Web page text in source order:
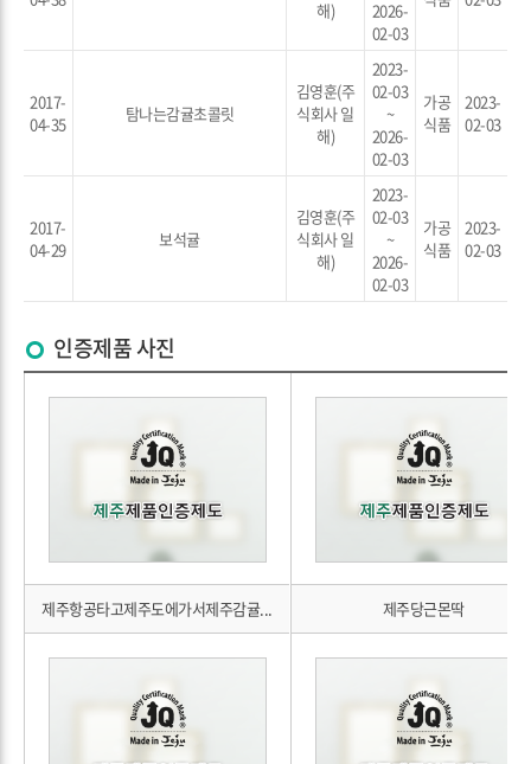
해)
2026-
02-03
2017-
04-35
탐나는감귤초콜릿
김영훈(주
식회사 일
해)
2023-
02-03
~
2026-
02-03
가공
식품
2023-
02-03
2017-
04-29
보석귤
김영훈(주
식회사 일
해)
2023-
02-03
~
2026-
02-03
가공
식품
2023-
02-03
인증제품 사진
제주항공타고제주도에가서제주감귤... 제주당근몬딱